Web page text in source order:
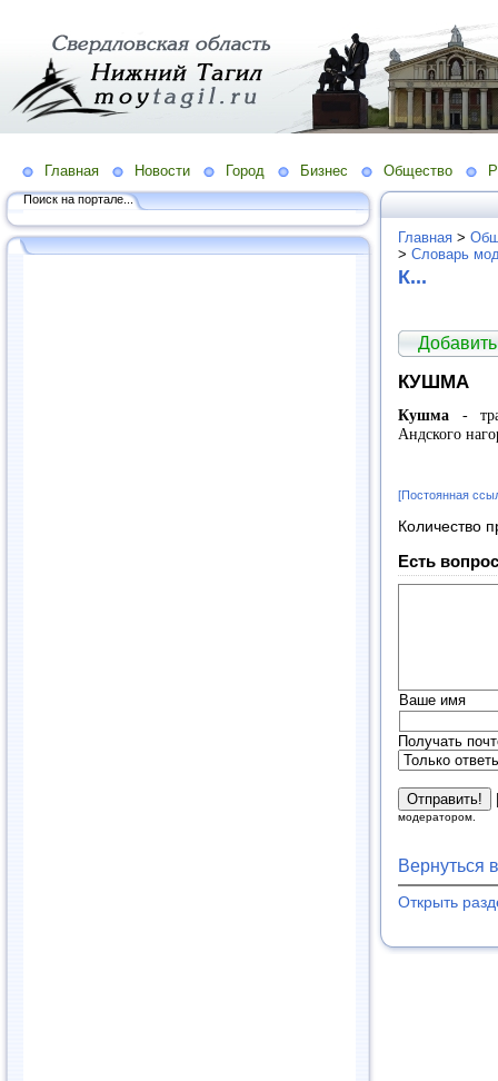
Главная Новости Город Бизнес Общество
Поиск на портале...
Главная >
> Словарь
К...
КУШМА
Кушма -
Андского
[Постоянная
Количество
Есть
Ваше имя
Получать
модератором.
Вернуться
Открыть